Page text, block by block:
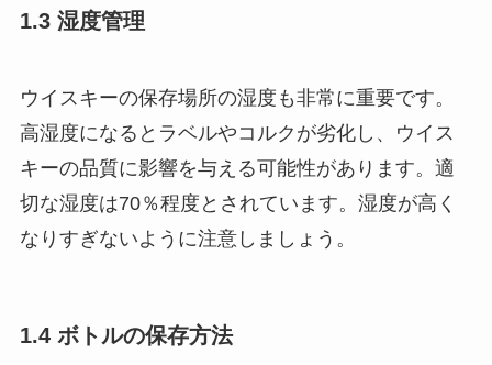
1.3 湿度管理
ウイスキーの保存場所の湿度も非常に重要です。
高湿度になるとラベルやコルクが劣化し、ウイス
キーの品質に影響を与える可能性があります。適
切な湿度は70％程度とされています。湿度が高く
なりすぎないように注意しましょう。
1.4 ボトルの保存方法